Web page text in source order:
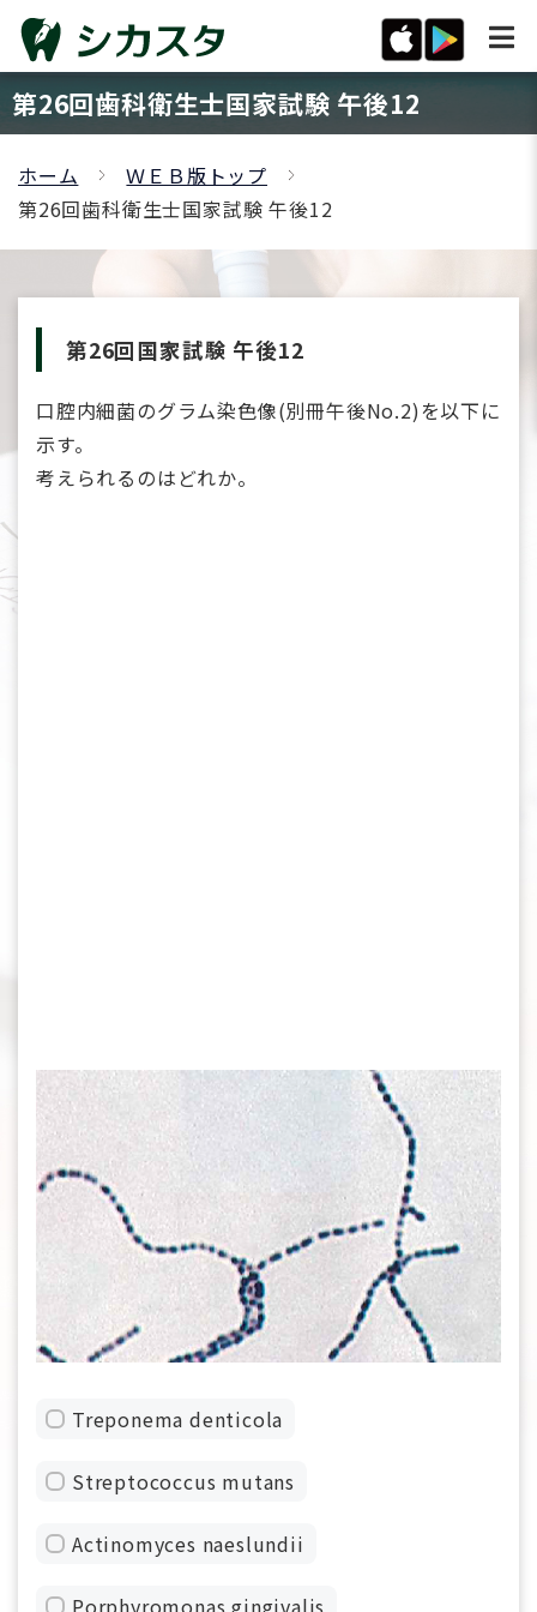
第26回歯科衛生士国家試験 午後12
ホーム
ＷＥＢ版トップ
第26回歯科衛生士国家試験 午後12
第26回国家試験 午後12
口腔内細菌のグラム染色像(別冊午後No.2)を以下に
示す。
考えられるのはどれか。
Treponema denticola
Streptococcus mutans
Actinomyces naeslundii
Porphyromonas gingivalis